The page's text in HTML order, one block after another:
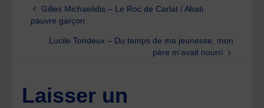
Gilles Michaelidis – Le Roc de Carlat / Abati
pauvre garçon
Lucile Tondeux – Du temps de ma jeunesse, mon
père m’avait nourri
Laisser un